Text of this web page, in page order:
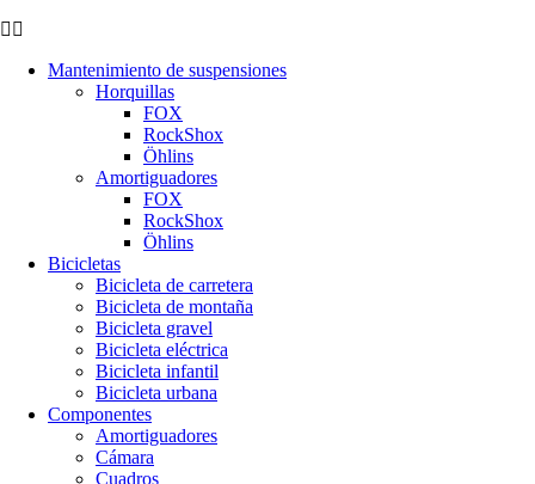
Mantenimiento de suspensiones
Horquillas
FOX
RockShox
Öhlins
Amortiguadores
FOX
RockShox
Öhlins
Bicicletas
Bicicleta de carretera
Bicicleta de montaña
Bicicleta gravel
Bicicleta eléctrica
Bicicleta infantil
Bicicleta urbana
Componentes
Amortiguadores
Cámara
Cuadros